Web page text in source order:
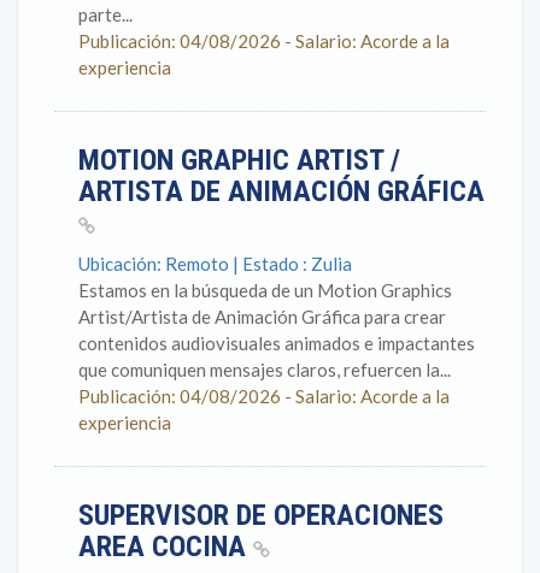
parte...
Publicación: 04/08/2026 - Salario: Acorde a la
experiencia
MOTION GRAPHIC ARTIST /
ARTISTA DE ANIMACIÓN GRÁFICA
Ubicación: Remoto | Estado : Zulia
Estamos en la búsqueda de un Motion Graphics
Artist/Artista de Animación Gráfica para crear
contenidos audiovisuales animados e impactantes
que comuniquen mensajes claros, refuercen la...
Publicación: 04/08/2026 - Salario: Acorde a la
experiencia
SUPERVISOR DE OPERACIONES
AREA COCINA